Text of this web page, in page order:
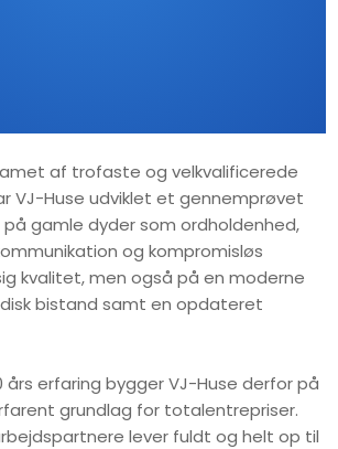
af trofaste og velkvalificerede
VJ-Huse udviklet et gennemprøvet
gamle dyder som ordholdenhed,
og kompromisløs
kvalitet, men også på en moderne
bistand samt en opdateret
års erfaring bygger VJ-Huse derfor på
grundlag for totalentrepriser.
lever fuldt og helt op til